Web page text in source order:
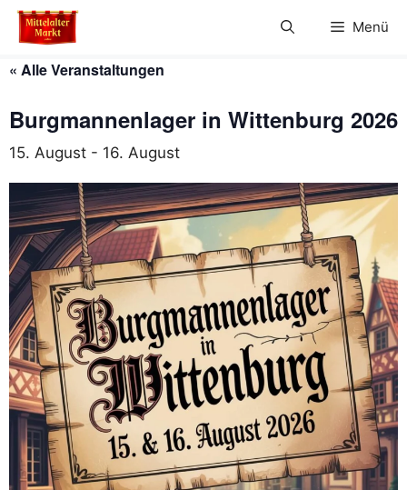
Zum
Inhalt
Menü
« Alle Veranstaltungen
Burgmannenlager in Wittenburg 2026
15. August - 16. August